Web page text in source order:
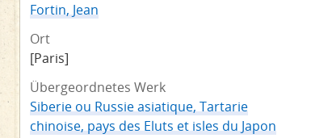
Fortin, Jean
Ort
[Paris]
Übergeordnetes Werk
Siberie ou Russie asiatique, Tartarie
chinoise, pays des Eluts et isles du Japon